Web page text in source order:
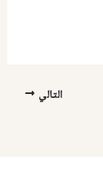
التالي